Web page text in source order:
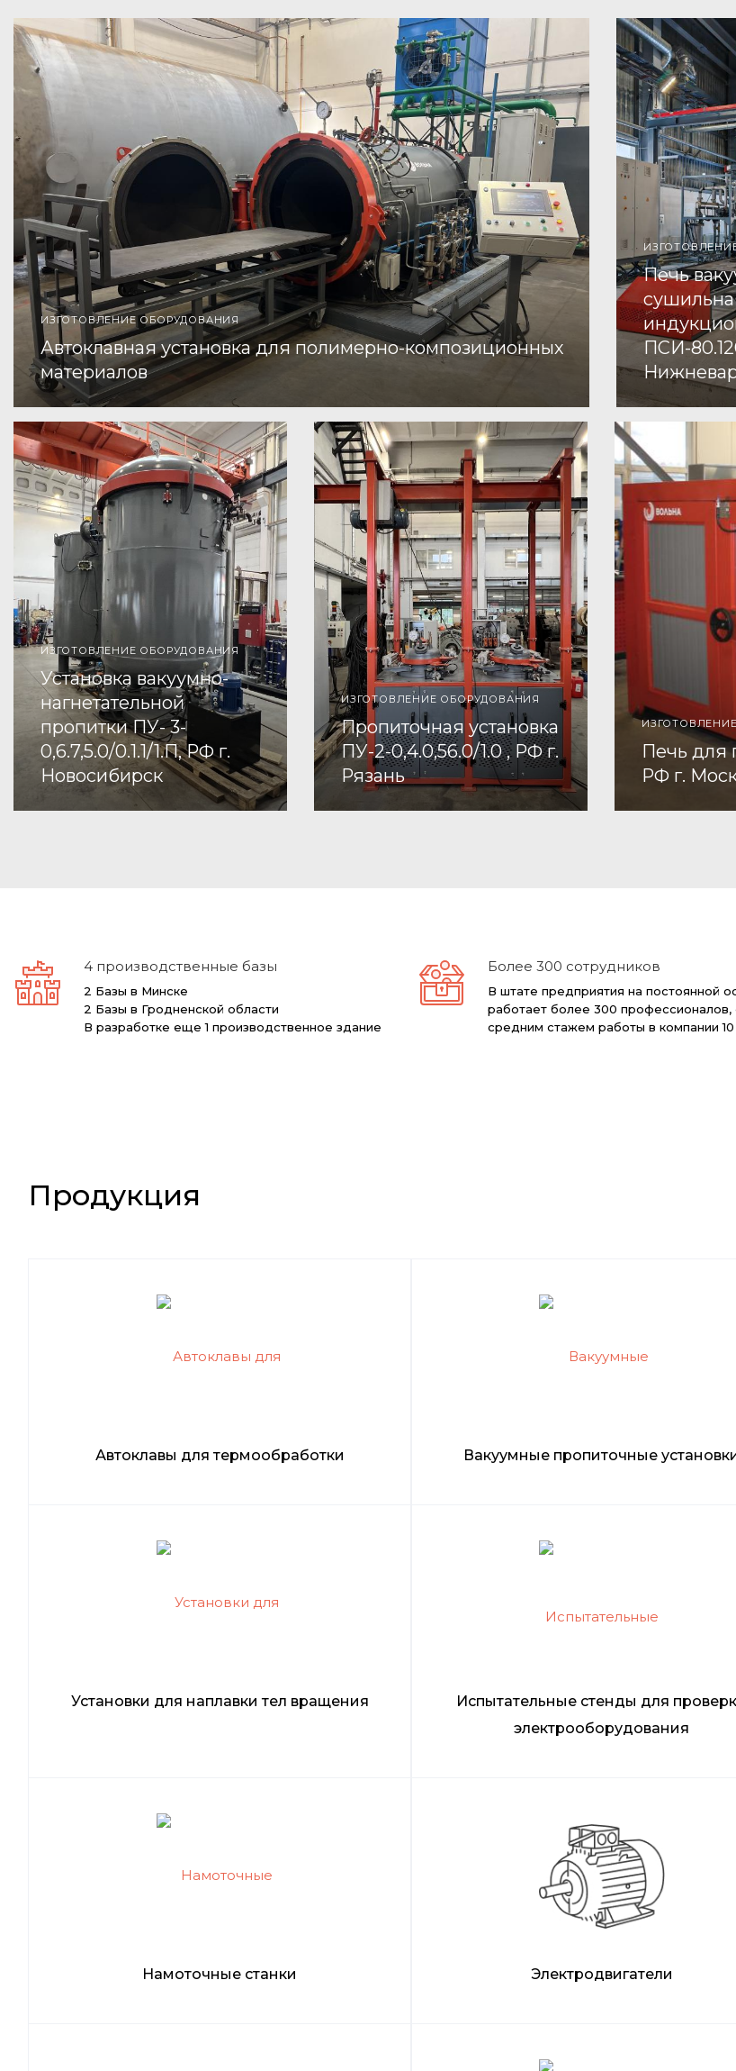
ИЗГОТОВЛЕНИЕ ОБОРУДОВАНИЯ
Автоклавная установка для полимерно-композиционных
материалов
Печь
ПСИ-
ИЗГОТОВЛЕНИЕ ОБОРУДОВАНИЯ
Установка вакуумно-
нагнетательной
пропитки ПУ- 3-
0,6.7,5.0/0.1.1/1.П, РФ г.
Новосибирск
ИЗГОТОВЛЕНИЕ ОБОРУДОВАНИЯ
Пропиточная установка
ПУ-2-0,4.0,56.0/1.0 , РФ г.
Рязань
Печь для
РФ г.
4 производственные базы
2 Базы в Минске
2 Базы в Гродненской области
В разработке еще 1 производственное здание
Более 300 сотрудников
В штате предприятия на постоянной
работает более 300 профессионалов,
средним стажем работы в компании 10
Продукция
Автоклавы для термообработки Вакуумные пропиточные
Установки для наплавки тел вращения
Испытательные стенды для
электрооборудования
Намоточные станки Электродвигатели